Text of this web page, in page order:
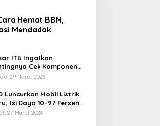
Hemat BBM,
Mendadak
ITB Ingatkan
Cek Komponen
Usai Mudik
29 Maret 2026
Luncurkan Mobil Listrik
Isi Daya 10–97 Persen
9 Menit
27 Maret 2026